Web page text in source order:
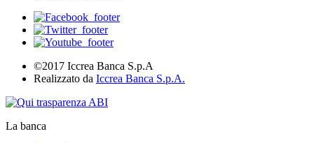
©2017 Iccrea Banca S.p.A
Realizzato da Iccrea Banca S.p.A.
La banca